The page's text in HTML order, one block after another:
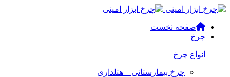
صفحه نخست
چرخ
انواع چرخ
چرخ بیمارستانی – هتلداری